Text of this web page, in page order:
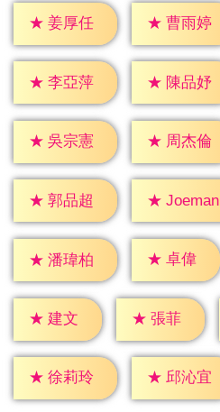
★ 姜厚任 ★ 曹雨婷
★ 李亞萍 ★ 陳品妤
★ 吳宗憲 ★ 周杰倫
★ 郭品超 ★ Joeman
★ 潘瑋柏 ★ 卓偉
★ 建文 ★ 張菲
★ 徐莉玲 ★ 邱沁宜